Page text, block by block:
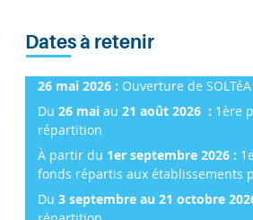
Dates à retenir
26 mai 2026 : Ouverture de
Du 26 mai au 21 août 2026 : 1ère
répartition
À partir du 1er septembre 2026 :
fonds répartis aux établissements
Du 3 septembre au 21 octobre